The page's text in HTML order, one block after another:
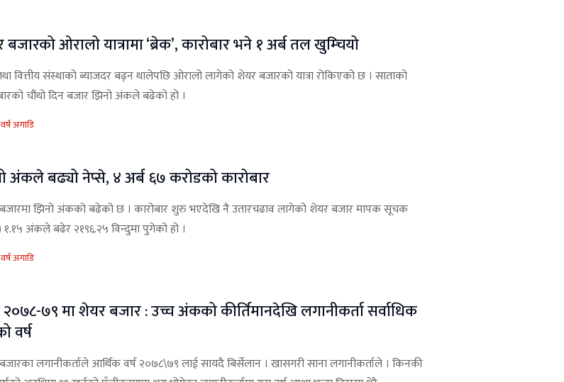
ओरालो यात्रामा ‘ब्रेक’, कारोबार भने १ अर्ब तल खुम्चियो
वित्तीय संस्थाको ब्याजदर बढ्न थालेपछि ओरालो लागेको शेयर बजारको यात्रा रोकिएको छ । साताको
चौंथो दिन बजार झिनो अंकले बढेको हो ।
अगाडि
अंकले बढ्यो नेप्से, ४ अर्ब ६७ करोडको कारोबार
झिनो अंकको बढेको छ । कारोबार शुरु भएदेखि नै उतारचढाव लागेको शेयर बजार मापक सूचक
अंकले बढेर २१९६.२५ विन्दुमा पुगेको हो ।
अगाडि
७९ मा शेयर बजार : उच्च अंकको कीर्तिमानदेखि लगानीकर्ता सर्वाधिक
वर्ष
लगानीकर्ताले आर्थिक वर्ष २०७८\७९ लाई सायदै बिर्सेलान । खासगरी साना लगानीकर्ताले । किनकी